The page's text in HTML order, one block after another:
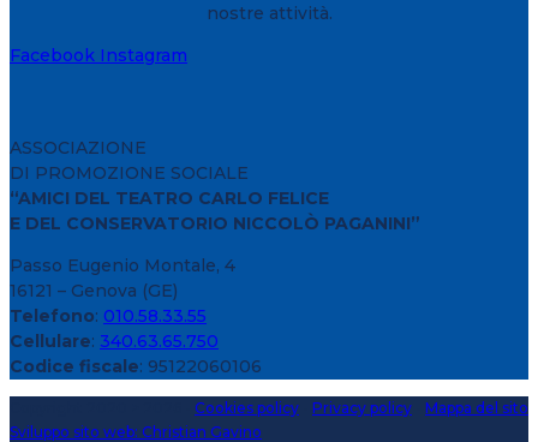
nostre attività.
Facebook Instagram
ASSOCIAZIONE
DI PROMOZIONE SOCIALE
“AMICI DEL TEATRO CARLO FELICE
E DEL CONSERVATORIO NICCOLÒ PAGANINI”
Passo Eugenio Montale, 4
16121 – Genova (GE)
Telefono: 010.58.33.55
Cellulare: 340.63.65.750
Codice fiscale: 95122060106
Cookies policy Privacy policy
Mappa del sito
Sviluppo sito web: Christian Gavino